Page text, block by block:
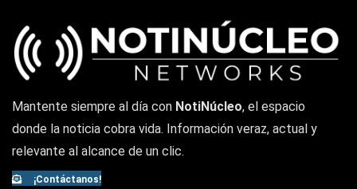
Mantente siempre al día con NotiNúcleo, el espacio
donde la noticia cobra vida. Información veraz, actual y
relevante al alcance de un clic.
¡Contáctanos!